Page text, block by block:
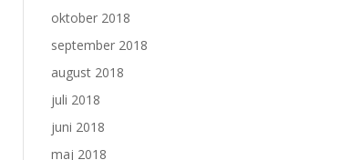
oktober 2018
september 2018
august 2018
juli 2018
juni 2018
maj 2018